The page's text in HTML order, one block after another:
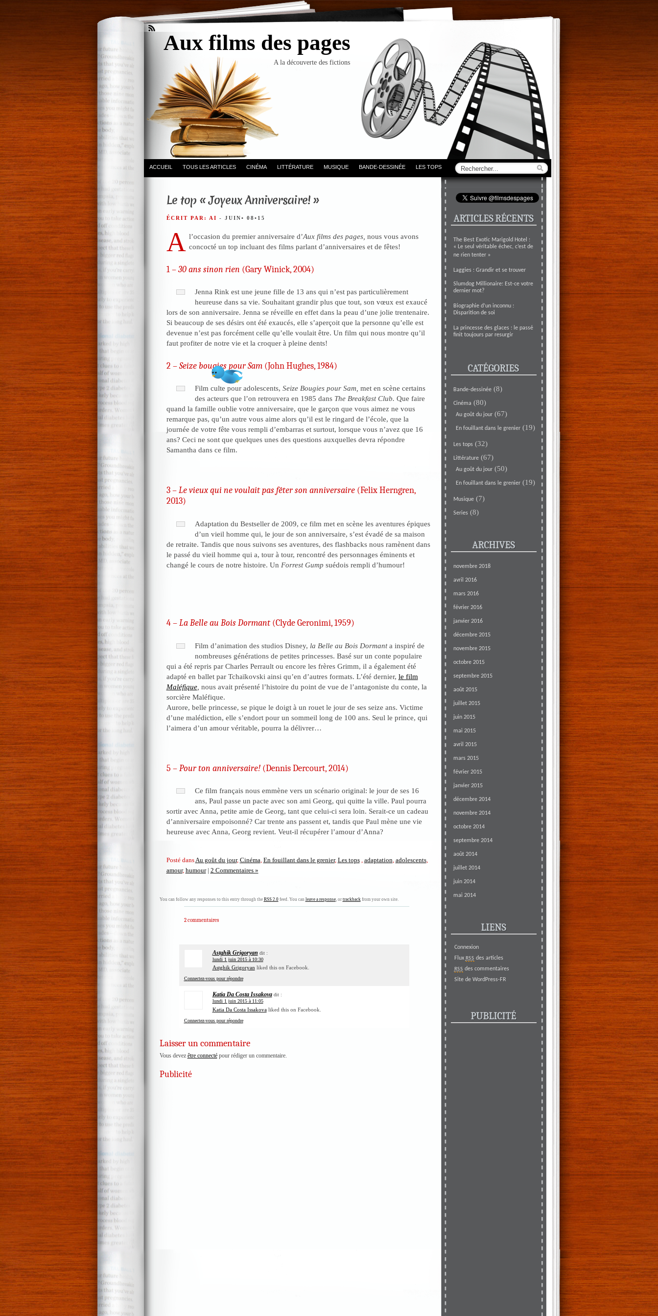
Aux films des pages
A la découverte des fictions
ACCUEIL TOUS LES ARTICLES CINÉMA LITTÉRATURE MUSIQUE BANDE-DESSINÉE LES TOPS
Le top « Joyeux Anniversaire! »
ÉCRIT PAR: AI - JUIN• 08•15
A l’occasion du premier anniversaire d’Aux films des pages,nous vous avons
concocté un top incluant des films parlant d’anniversaires et de fêtes!
1 –30 ans sinon rien (Gary Winick, 2004)
Jenna Rink est une jeune fille de 13 ans qui n’est pas particulièrement
heureuse dans sa vie. Souhaitant grandir plus que tout, son vœux est exaucé
lors de son anniversaire. Jenna se réveille en effet dans la peau d’une jolie trentenaire.
Si beaucoup de ses désirs ont été exaucés, elle s’aperçoit que la personne qu’elle est
devenue n’est pas forcément celle qu’elle voulait être. Un film qui nous montre qu’il
faut profiter de notre vie et la croquer à pleine dents!
2 –Seize bougies pour Sam(John Hughes, 1984)
Film culte pour adolescents, Seize Bougies pour Sam, met en scène certains
des acteurs que l’on retrouvera en 1985 dans The Breakfast Club. Que faire
quand la famille oublie votre anniversaire, que le garçon que vous aimez ne vous
remarque pas, qu’un autre vous aime alors qu’il est le ringard de l’école, que la
journée de votre fête vous rempli d’embarras et surtout, lorsque vous n’avez que 16
ans? Ceci ne sont que quelques unes des questions auxquelles devra répondre
Samantha dans ce film.
3 –Le vieux qui ne voulait pas fêter son anniversaire(Felix Herngren,
2013)
Adaptation du Bestseller de 2009, ce film met en scène les aventures épiques
d’un vieil homme qui, le jour de son anniversaire, s’est évadé de sa maison
de retraite. Tandis que nous suivons ses aventures, des flashbacks nous ramènent dans
le passé du vieil homme qui a, tour à tour, rencontré des personnages éminents et
changé le cours de notre histoire. Un Forrest Gump suédois rempli d’humour!
4 –La Belle au Bois Dormant(Clyde Geronimi, 1959)
Film d’animation des studios Disney, la Belle au Bois Dormanta inspiré de
nombreuses générations de petites princesses. Basé sur un conte populaire
qui a été repris par Charles Perrault ou encore les frères Grimm, il a également été
adapté en ballet par Tchaïkovski ainsi qu’en d’autres formats. L’été dernier, le film
Maléfique, nous avait présenté l’histoire du point de vue de l’antagoniste du conte, la
sorcière Maléfique.
Aurore, belle princesse, se pique le doigt à un rouet le jour de ses seize ans. Victime
d’une malédiction, elle s’endort pour un sommeil long de 100 ans. Seul le prince, qui
l’aimera d’un amour véritable, pourra la délivrer…
5 –Pour ton anniversaire! (Dennis Dercourt, 2014)
Ce film français nous emmène vers un scénario original: le jour de ses 16
ans, Paul passe un pacte avec son ami Georg, qui quitte la ville. Paul pourra
sortir avec Anna, petite amie de Georg, tant que celui-ci sera loin. Serait-ce un cadeau
d’anniversaire empoisonné? Car trente ans passent et, tandis que Paul mène une vie
heureuse avec Anna, Georg revient. Veut-il récupérer l’amour d’Anna?
Posté dans Au goût du jour, Cinéma En fouillant dans le grenier, Les tops, adaptation adolescents,
amour, humour | 2 Commentaires »
You can follow any responses to this entry through the RSS 2.0feed. You can leave a response, or trackbackfrom your own site.
2 commentaires
Astghik Grigoryan dit :
lundi 1 juin 2015 à 10:30
Astghik Grigoryanliked this on Facebook.
Connectez-vous pour répondre
Katia Da Costa Issakova dit :
lundi 1 juin 2015 à 11:05
Katia Da Costa Issakovaliked this on Facebook.
Connectez-vous pour répondre
Laisser un commentaire
Vous devez être connectépour rédiger un commentaire.
Publicité
ARTICLES RÉCENTS
The Best Exotic Marigold Hotel :
« Le seul véritable échec, c’est de
ne rien tenter »
Laggies : Grandir et se trouver
Slumdog Millionaire: Est-ce votre
dernier mot?
Biographie d’un inconnu :
Disparition de soi
La princesse des glaces : le passé
finit toujours par resurgir
CATÉGORIES
Bande-dessinée(8)
Cinéma (80)
Au goût du jour(67)
En fouillant dans le grenier(19)
Les tops(32)
Littérature(67)
Au goût du jour(50)
En fouillant dans le grenier(19)
Musique(7)
Series(8)
ARCHIVES
novembre 2018
avril 2016
mars 2016
février 2016
janvier 2016
décembre 2015
novembre 2015
octobre 2015
septembre 2015
août 2015
juillet 2015
juin 2015
mai 2015
avril 2015
mars 2015
février 2015
janvier 2015
décembre 2014
novembre 2014
octobre 2014
septembre 2014
août 2014
juillet 2014
juin 2014
mai 2014
LIENS
Connexion
Flux RSS des articles
RSS des commentaires
Site de WordPress-FR
PUBLICITÉ